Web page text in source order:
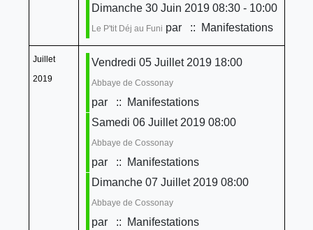
Dimanche 30 Juin 2019 08:30 - 10:00
Le P'tit Déj au Funi par :: Manifestations
Juillet
2019
Vendredi 05 Juillet 2019 18:00
Abbaye de Cossonay
par
:: Manifestations
Samedi 06 Juillet 2019 08:00
Abbaye de Cossonay
par
:: Manifestations
Dimanche 07 Juillet 2019 08:00
Abbaye de Cossonay
par
:: Manifestations